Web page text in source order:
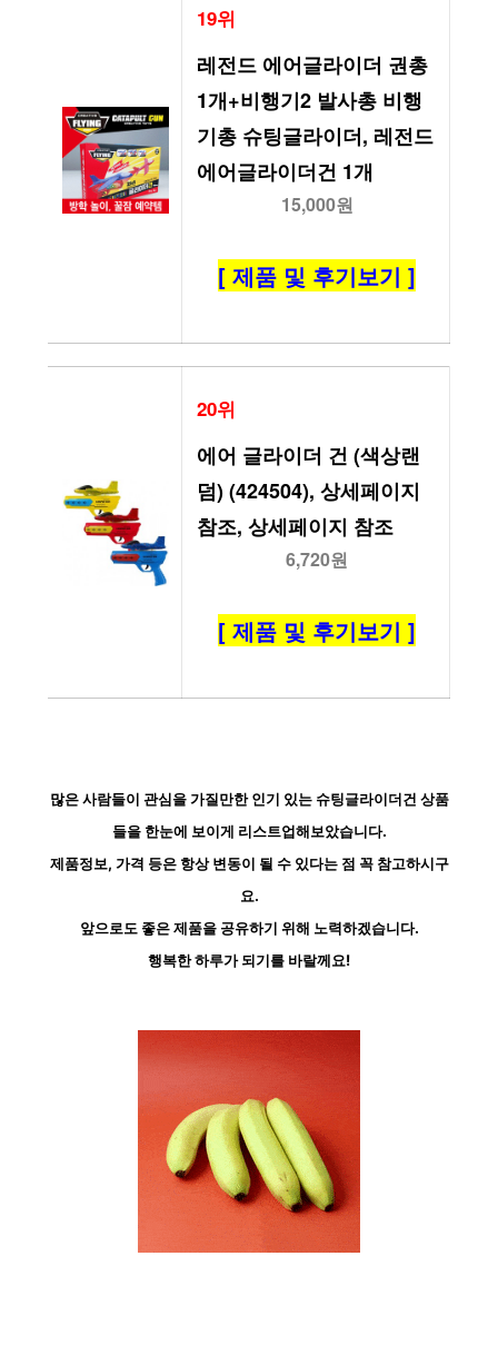
19위
레전드 에어글라이더 권총
1개+비행기2 발사총 비행
기총 슈팅글라이더, 레전드
에어글라이더건 1개
15,000원
[ 제품 및 후기보기 ]
20위
에어 글라이더 건 (색상랜
덤) (424504), 상세페이지
참조, 상세페이지 참조
6,720원
[ 제품 및 후기보기 ]
많은 사람들이 관심을 가질만한 인기 있는 슈팅글라이더건 상품
들을 한눈에 보이게 리스트업해보았습니다.
제품정보, 가격 등은 항상 변동이 될 수 있다는 점 꼭 참고하시구
요.
앞으로도 좋은 제품을 공유하기 위해 노력하겠습니다.
행복한 하루가 되기를 바랄께요!